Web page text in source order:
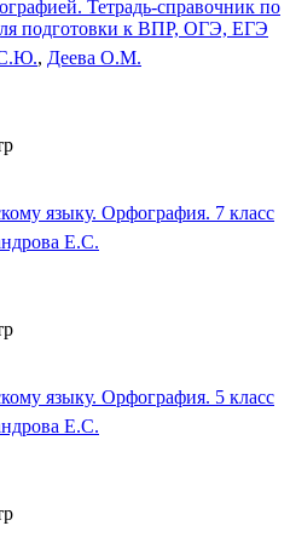
Тетрадь-справочник по
подготовки к ВПР, ОГЭ, ЕГЭ
, Деева О.М.
языку. Орфография. 7 класс
Е.С.
языку. Орфография. 5 класс
Е.С.